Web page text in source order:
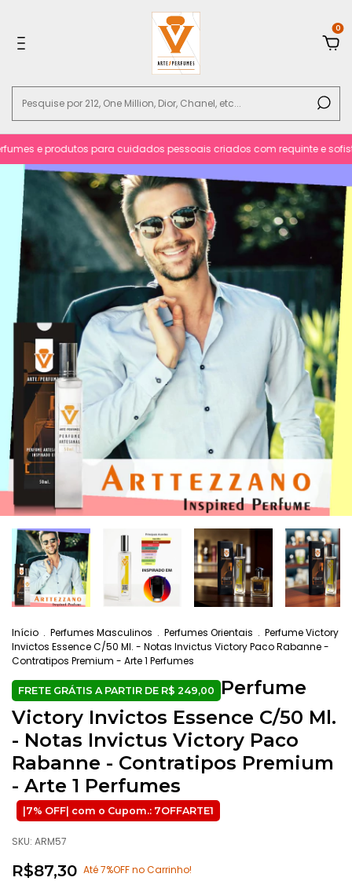
0
e produtos para cuidados pessoais criados com requinte e
Início . Perfumes Masculinos . Perfumes Orientais . Perfume Victory
Invictos Essence C/50 Ml. - Notas Invictus Victory Paco Rabanne -
Contratipos Premium - Arte 1 Perfumes
Perfume
Victory Invictos Essence C/50 Ml.
- Notas Invictus Victory Paco
Rabanne - Contratipos Premium
- Arte 1 Perfumes
SKU: ARM57
R$87,30 Até 7%OFF no Carrinho!